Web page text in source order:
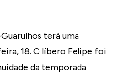
terá uma
18. O líbero Felipe foi
da temporada